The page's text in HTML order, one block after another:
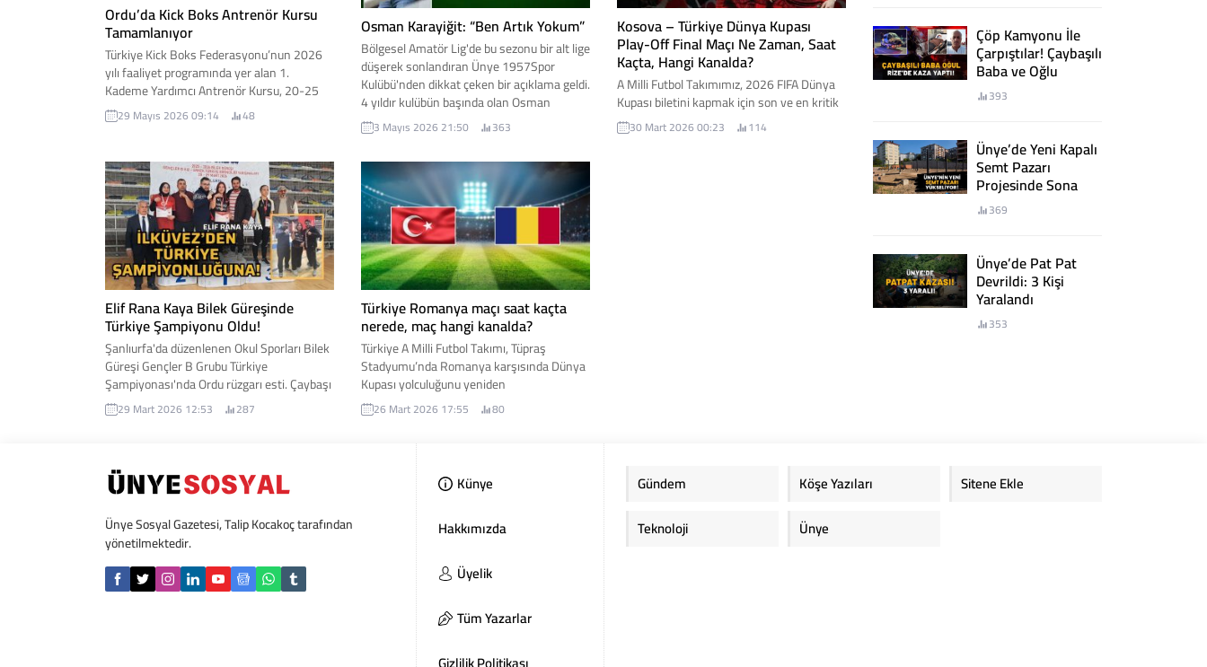
Ordu’da Kick Boks Antrenör Kursu
Tamamlanıyor
Türkiye Kick Boks Federasyonu’nun 2026
yılı faaliyet programında yer alan 1.
Kademe Yardımcı Antrenör Kursu, 20-25
Mayıs 2026 tarihleri arasında Ordu’da
yoğun katılımla gerçekleştirildi.
29 Mayıs 2026 09:14 48
Osman Karayiğit: “Ben Artık Yokum”
Bölgesel Amatör Lig'de bu sezonu bir alt lige
düşerek sonlandıran Ünye 1957Spor
Kulübü'nden dikkat çeken bir açıklama geldi.
4 yıldır kulübün başında olan Osman
Karayiğit, "Bugün itibariyle artık yokum"
dedi. İşte Karayiğit'in sitemkar açıklaması...
3 Mayıs 2026 21:50 363
Kosova – Türkiye Dünya Kupası
Play-Off Final Maçı Ne Zaman, Saat
Kaçta, Hangi Kanalda?
A Milli Futbol Takımımız, 2026 FIFA Dünya
Kupası biletini kapmak için son ve en kritik
viraja giriyor. Avrupa Elemeleri play-off yarı
finalinde Romanya’yı mağlup ederek adını
30 Mart 2026 00:23 114
Elif Rana Kaya Bilek Güreşinde
Türkiye Şampiyonu Oldu!
Şanlıurfa'da düzenlenen Okul Sporları Bilek
Güreşi Gençler B Grubu Türkiye
Şampiyonası'nda Ordu rüzgarı esti. Çaybaşı
İlküvez Çok Programlı Anadolu Lisesi
öğrencisi Elif Rana Kaya, katıldığı turnuvada
29 Mart 2026 12:53 287
Türkiye Romanya maçı saat kaçta
nerede, maç hangi kanalda?
Türkiye A Milli Futbol Takımı, Tüpraş
Stadyumu’nda Romanya karşısında Dünya
Kupası yolculuğunu yeniden
heyecanlandırmak için sahaya çıkıyor. Peki,
Türkiye Romanya maçı saat kaçta hangi
kanalda? Türkiye Romanya maçı ne zaman?
İşte detaylar...
26 Mart 2026 17:55 80
Çöp Kamyonu İle
Çarpıştılar! Çaybaşılı
Baba ve Oğlu
Rize’de Kaza Yaptı!
393
Ünye’de Yeni Kapalı
Semt Pazarı
Projesinde Sona
Yaklaşıldı
369
Ünye’de Pat Pat
Devrildi: 3 Kişi
Yaralandı
353
Ünye Sosyal Gazetesi, Talip Kocakoç tarafından
yönetilmektedir.
Künye
Hakkımızda
Üyelik
Tüm Yazarlar
Gündem Köşe Yazıları
Sitene Ekle
Teknoloji
Ünye